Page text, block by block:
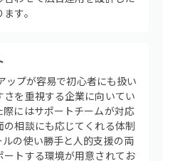
す。
プが容易で初心者にも扱い
を重視する企業に向いてい
際にはサポートチームが対応
相談にも応じてくれる体制
の使い勝手と人的支援の両
トする環境が用意されてお